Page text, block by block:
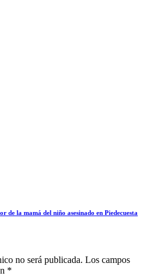
la mamá del niño asesinado en Piedecuesta
no será publicada. Los campos
*